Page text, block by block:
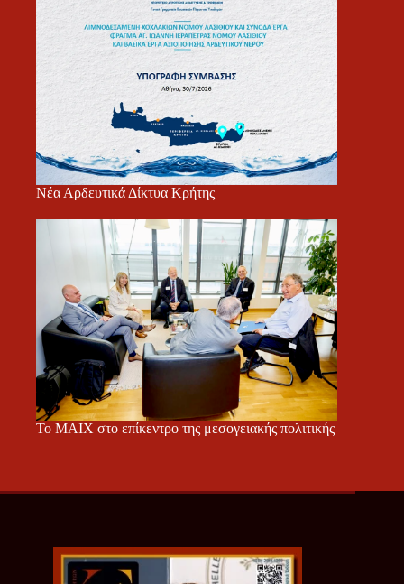
Νέα Αρδευτικά Δίκτυα Κρήτης
Το ΜΑΙΧ στο επίκεντρο της μεσογειακής πολιτικής